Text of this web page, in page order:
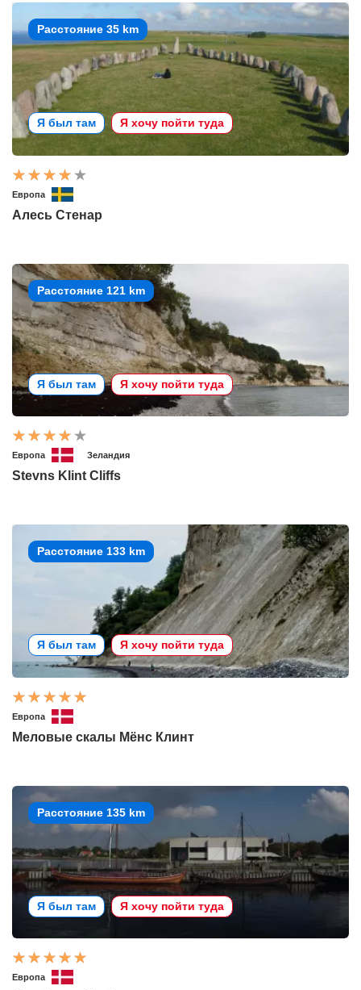
Расстояние 35 km
Я был там Я хочу пойти туда
Европа
Алесь Стенар
Расстояние 121 km
Я был там Я хочу пойти туда
Европа Зеландия
Stevns Klint Cliffs
Расстояние 133 km
Я был там Я хочу пойти туда
Европа
Меловые скалы Мёнс Клинт
Расстояние 135 km
Я был там Я хочу пойти туда
Европа